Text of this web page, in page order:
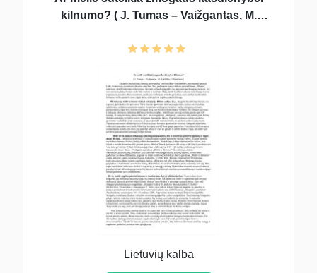
kilnumo? ( J. Tumas – Vaižgantas, M.
Lietuvių kalba